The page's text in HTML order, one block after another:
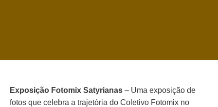
Exposição Fotomix Satyrianas – Uma exposição de
fotos que celebra a trajetória do Coletivo Fotomix no